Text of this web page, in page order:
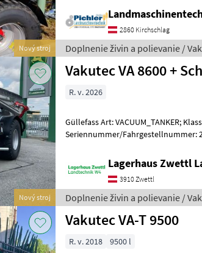
Nový stroj
2860 Kirchschlag
Doplnenie živin a polievanie /
Nový stroj
Vakutec VA 8600 +
R. v. 2026
Güllefass Art: VACUUM_TANKER;
Seriennummer/Fahrgestellnummer:
Lagerhaus Zwettl
3910 Zwettl
Doplnenie živin a polievanie /
Vakutec VA-T 9500
R. v. 2018 9500 l